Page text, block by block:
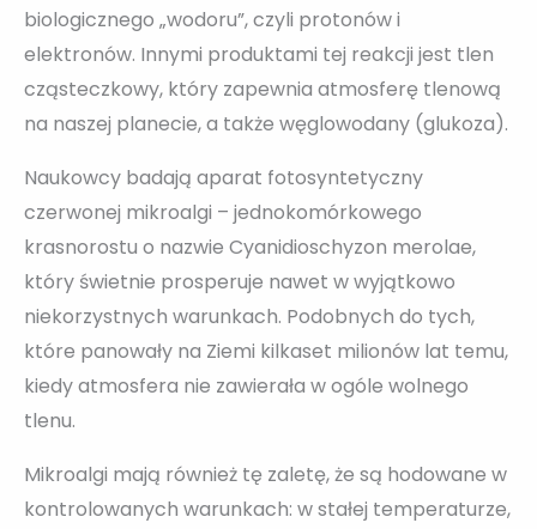
biologicznego „wodoru”, czyli protonów i
elektronów. Innymi produktami tej reakcji jest tlen
cząsteczkowy, który zapewnia atmosferę tlenową
na naszej planecie, a także węglowodany (glukoza).
Naukowcy badają aparat fotosyntetyczny
czerwonej mikroalgi – jednokomórkowego
krasnorostu o nazwie Cyanidioschyzon merolae,
który świetnie prosperuje nawet w wyjątkowo
niekorzystnych warunkach. Podobnych do tych,
które panowały na Ziemi kilkaset milionów lat temu,
kiedy atmosfera nie zawierała w ogóle wolnego
tlenu.
Mikroalgi mają również tę zaletę, że są hodowane w
kontrolowanych warunkach: w stałej temperaturze,